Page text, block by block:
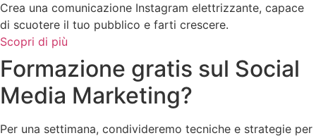
Crea una comunicazione Instagram elettrizzante, capace
di scuotere il tuo pubblico e farti crescere.
Scopri di più
Formazione gratis sul Social
Media Marketing?
Per una settimana, condivideremo tecniche e strategie per